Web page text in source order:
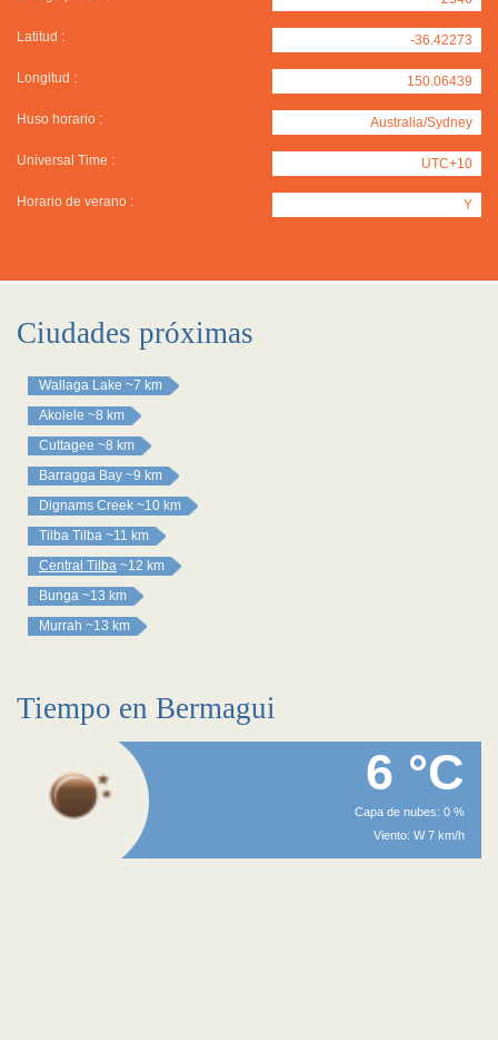
Latitud : -36.42273
Longitud : 150.06439
Huso horario : Australia/Sydney
Universal Time : UTC+10
Horario de verano : Y
Ciudades próximas
Wallaga Lake ~7 km
Akolele ~8 km
Cuttagee ~8 km
Barragga Bay ~9 km
Dignams Creek ~10 km
Tilba Tilba ~11 km
Central Tilba ~12 km
Bunga ~13 km
Murrah ~13 km
Tiempo en Bermagui
6 °C
Capa de nubes: 0 %
Viento: W 7 km/h